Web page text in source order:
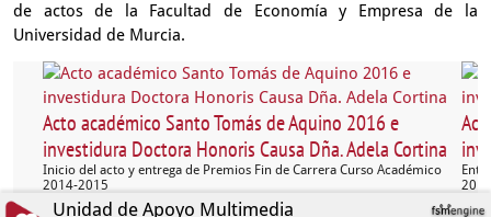
de actos de la Facultad de Economía y Empresa de la
Universidad de Murcia.
Acto académico Santo Tomás de Aquino 2016 e
investidura Doctora Honoris Causa Dña. Adela Cortina
Inicio del acto y entrega de Premios Fin de Carrera Curso Académico
2014-2015
Unidad de Apoyo Multimedia